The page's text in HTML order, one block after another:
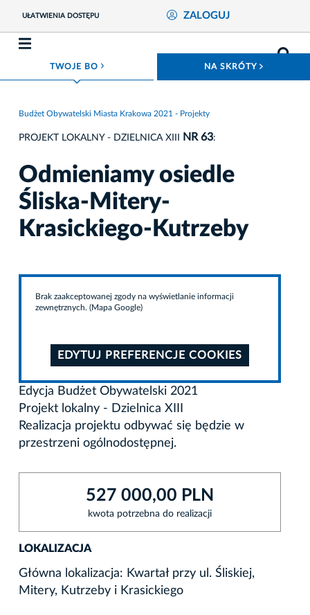
UŁATWIENIA DOSTĘPU ZALOGUJ
TWOJE BO ROZWIŃ MENU NA SKRÓTY
Budżet Obywatelski Miasta Krakowa 2021 - Projekty
PROJEKT LOKALNY - DZIELNICA XIII NR 63:
Odmieniamy osiedle
Śliska-Mitery-
Krasickiego-Kutrzeby
Brak zaakceptowanej zgody na wyświetlanie informacji
zewnętrznych. (Mapa Google)
EDYTUJ PREFERENCJE COOKIES
Edycja Budżet Obywatelski 2021
Projekt lokalny - Dzielnica XIII
Realizacja projektu odbywać się będzie w
przestrzeni ogólnodostępnej.
527 000,00 PLN
kwota potrzebna do realizacji
LOKALIZACJA
Główna lokalizacja: Kwartał przy ul. Śliskiej,
Mitery, Kutrzeby i Krasickiego